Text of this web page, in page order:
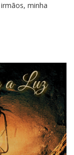
minha